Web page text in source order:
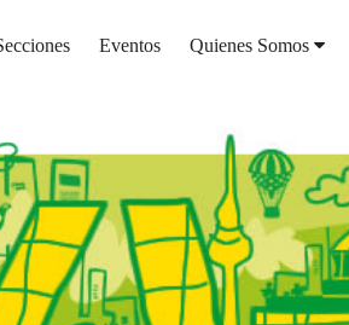
Eventos Quienes Somos